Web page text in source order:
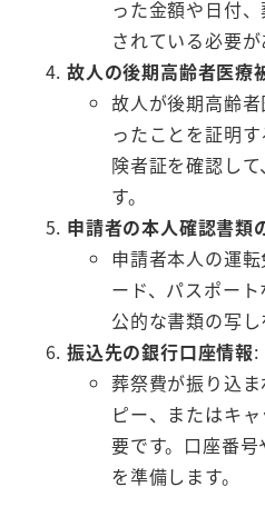
った金額や日付
されている必要が
故人の後期高齢者医療
故人が後期高齢
ったことを証明
険者証を確認し
す。
申請者の本人確認書類
申請者本人の運
ード、パスポー
公的な書類の写し
振込先の銀行口座情報:
葬祭費が振り込
ピー、またはキ
要です。口座番
を準備します。